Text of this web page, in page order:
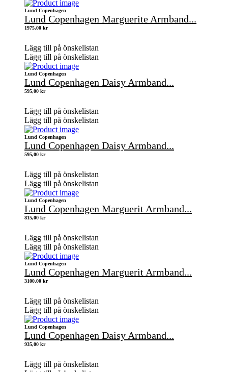
Lund Copenhagen
Lund Copenhagen Marguerite Armband...
1975,00 kr
Lägg till på önskelistan
Lägg till på önskelistan
Lund Copenhagen
Lund Copenhagen Daisy Armband...
595,00 kr
Lägg till på önskelistan
Lägg till på önskelistan
Lund Copenhagen
Lund Copenhagen Daisy Armband...
595,00 kr
Lägg till på önskelistan
Lägg till på önskelistan
Lund Copenhagen
Lund Copenhagen Marguerit Armband...
815,00 kr
Lägg till på önskelistan
Lägg till på önskelistan
Lund Copenhagen
Lund Copenhagen Marguerit Armband...
3100,00 kr
Lägg till på önskelistan
Lägg till på önskelistan
Lund Copenhagen
Lund Copenhagen Daisy Armband...
935,00 kr
Lägg till på önskelistan